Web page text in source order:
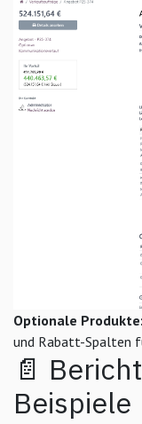
Optionale Produkte:
und Rabatt-Spalten
📄
Beispiele